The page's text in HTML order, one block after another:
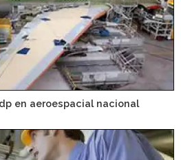
en aeroespacial nacional